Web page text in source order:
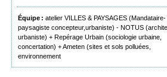
Équipe : atelier VILLES & PAYSAGES (Mandataire-
paysagiste concepteur,urbaniste) - NOTUS
urbaniste) + Repérage Urbain (sociologie urbaine,
concertation) + Ameten (sites et sols polluées,
environnement